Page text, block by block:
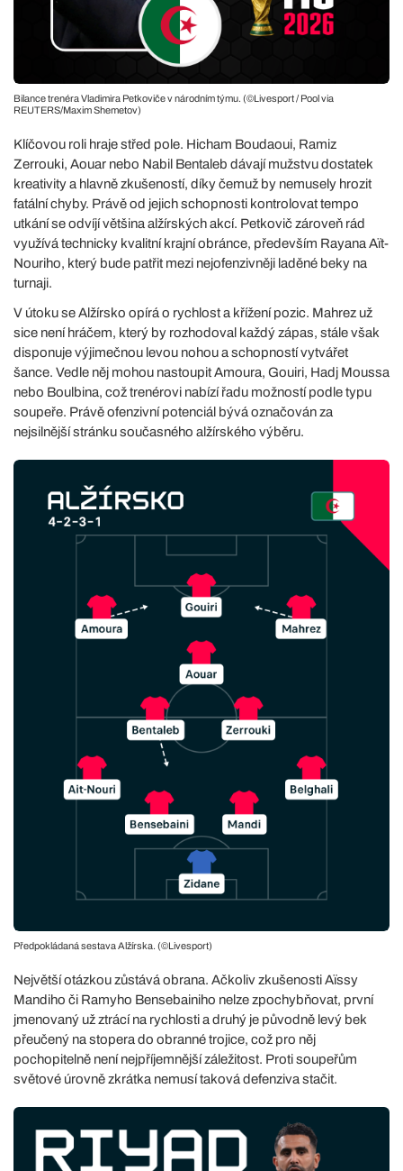
Bilance trenéra Vladimira Petkoviče v národním týmu. (©Livesport / Pool via
REUTERS/Maxim Shemetov)
Klíčovou roli hraje střed pole. Hicham Boudaoui, Ramiz
Zerrouki, Aouar nebo Nabil Bentaleb dávají mužstvu dostatek
kreativity a hlavně zkušeností, díky čemuž by nemusely hrozit
fatální chyby. Právě od jejich schopnosti kontrolovat tempo
utkání se odvíjí většina alžírských akcí. Petkovič zároveň rád
využívá technicky kvalitní krajní obránce, především Rayana Aït-
Nouriho, který bude patřit mezi nejofenzivněji laděné beky na
turnaji.
V útoku se Alžírsko opírá o rychlost a křížení pozic. Mahrez už
sice není hráčem, který by rozhodoval každý zápas, stále však
disponuje výjimečnou levou nohou a schopností vytvářet
šance. Vedle něj mohou nastoupit Amoura, Gouiri, Hadj Moussa
nebo Boulbina, což trenérovi nabízí řadu možností podle typu
soupeře. Právě ofenzivní potenciál bývá označován za
nejsilnější stránku současného alžírského výběru.
Předpokládaná sestava Alžírska. (©Livesport)
Největší otázkou zůstává obrana. Ačkoliv zkušenosti Aïssy
Mandiho či Ramyho Bensebainiho nelze zpochybňovat, první
jmenovaný už ztrácí na rychlosti a druhý je původně levý bek
přeučený na stopera do obranné trojice, což pro něj
pochopitelně není nejpříjemnější záležitost. Proti soupeřům
světové úrovně zkrátka nemusí taková defenziva stačit.